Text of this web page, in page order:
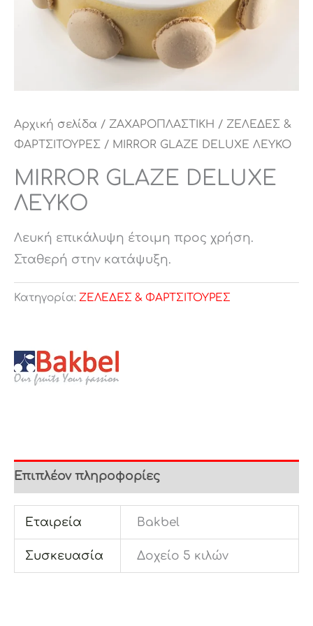
Αρχική σελίδα / ΖΑΧΑΡΟΠΛΑΣΤΙΚΗ / ΖΕΛΕΔΕΣ &
ΦΑΡΤΣΙΤΟΥΡΕΣ / MIRROR GLAZE DELUXE ΛΕΥΚΟ
MIRROR GLAZE DELUXE
ΛΕΥΚΟ
Λευκή επικάλυψη έτοιμη προς χρήση.
Σταθερή στην κατάψυξη.
Κατηγορία: ΖΕΛΕΔΕΣ & ΦΑΡΤΣΙΤΟΥΡΕΣ
Επιπλέον πληροφορίες
Εταιρεία Bakbel
Συσκευασία Δοχείο 5 κιλών